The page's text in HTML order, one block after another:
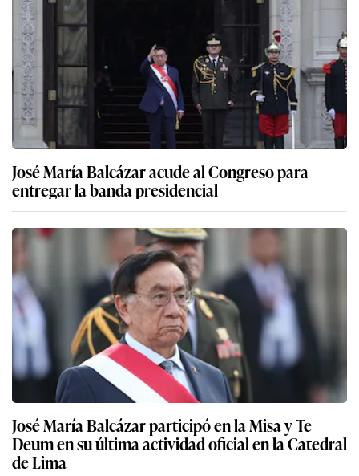
José María Balcázar acude al Congreso para
entregar la banda presidencial
José María Balcázar participó en la Misa y Te
Deum en su última actividad oficial en la Catedral
de Lima